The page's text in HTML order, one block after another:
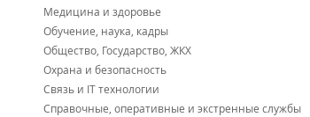
Медицина и здоровье
Обучение, наука, кадры
Общество, Государство, ЖКХ
Охрана и безопасность
Связь и IT технологии
Справочные, оперативные и экстренные службы